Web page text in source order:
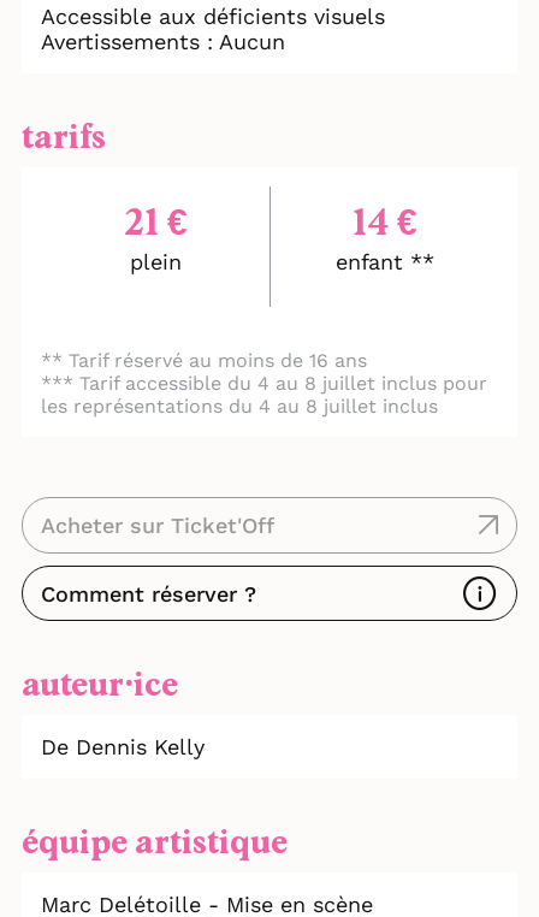
"La comédienne, superbe Ophélie Audon"
"Un seul en scène à voir" C'EST QUOI LE
TITRE
"Une pièce émouvante et poignante" LA
THEATREUSE
Accessible aux déficients visuels
Avertissements : Aucun
tarifs
21 €
plein
14 €
enfant **
** Tarif réservé au moins de 16 ans
*** Tarif accessible du 4 au 8 juillet inclus pour
les représentations du 4 au 8 juillet inclus
Acheter sur Ticket'Off
Comment réserver ?
auteur⸱ice
De Dennis Kelly
équipe artistique
Marc Delétoille - Mise en scène